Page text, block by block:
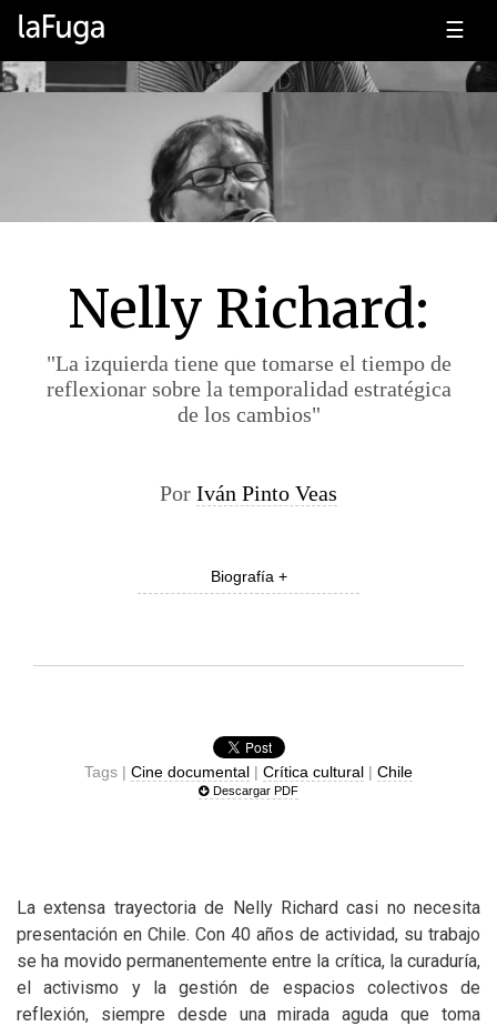
☰
Nelly Richard:
"La izquierda tiene que tomarse el tiempo de
reflexionar sobre la temporalidad estratégica
de los cambios"
Por Iván Pinto Veas
Biografía +
Tags | Cine documental | Crítica cultural | Chile
Descargar PDF
La extensa trayectoria de Nelly Richard casi no necesita
presentación en Chile. Con 40 años de actividad, su trabajo
se ha movido permanentemente entre la crítica, la curaduría,
el activismo y la gestión de espacios colectivos de
reflexión, siempre desde una mirada aguda que toma